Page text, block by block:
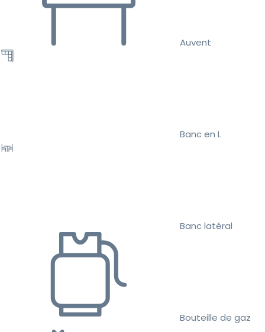
Auvent
Banc en L
Banc latéral
Bouteille de gaz